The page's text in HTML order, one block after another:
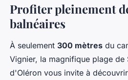
Profiter pleinement
balnéaires
À seulement 300 mètres du
Vignier, la magnifique plage de
d'Oléron vous invite à